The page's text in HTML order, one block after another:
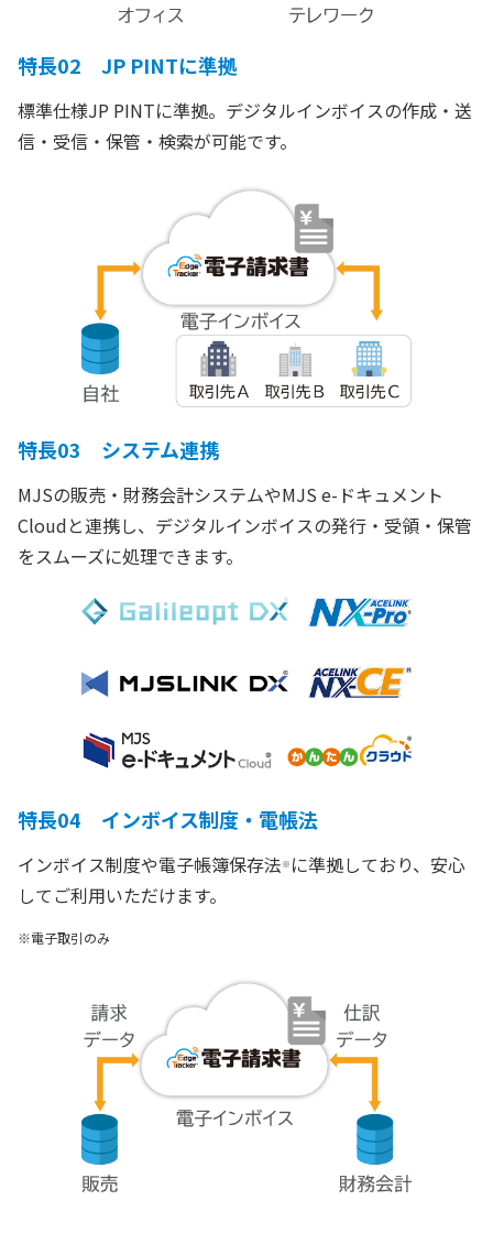
特長02 JP PINTに準拠
標準仕様JP PINTに準拠。デジタルインボイスの作成・送
信・受信・保管・検索が可能です。
特長03 システム連携
MJSの販売・財務会計システムやMJS e-ドキュメント
Cloudと連携し、デジタルインボイスの発行・受領・保管
をスムーズに処理できます。
特長04 インボイス制度・電帳法
インボイス制度や電子帳簿保存法※ に準拠しており、安心
してご利用いただけます。
※電子取引のみ